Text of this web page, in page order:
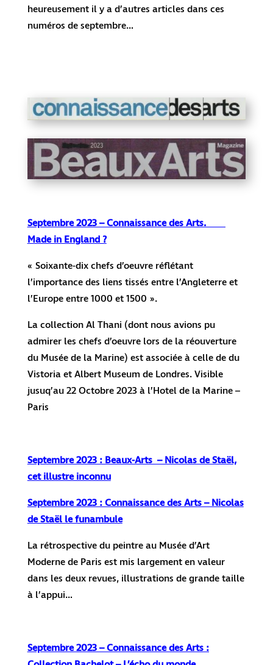
heureusement il y a d’autres articles dans ces
numéros de septembre…
Septembre 2023 – Connaissance des Arts.
Made in England ?
« Soixante-dix chefs d’oeuvre réflétant
l’importance des liens tissés entre l’Angleterre et
l’Europe entre 1000 et 1500 ».
La collection Al Thani (dont nous avions pu
admirer les chefs d’oeuvre lors de la réouverture
du Musée de la Marine) est associée à celle de du
Vistoria et Albert Museum de Londres. Visible
jusuq’au 22 Octobre 2023 à l’Hotel de la Marine –
Paris
Septembre 2023 : Beaux-Arts – Nicolas de Staël,
cet illustre inconnu
Septembre 2023 : Connaissance des Arts – Nicolas
de Staël le funambule
La rétrospective du peintre au Musée d’Art
Moderne de Paris est mis largement en valeur
dans les deux revues, illustrations de grande taille
à l’appui…
Septembre 2023 – Connaissance des Arts :